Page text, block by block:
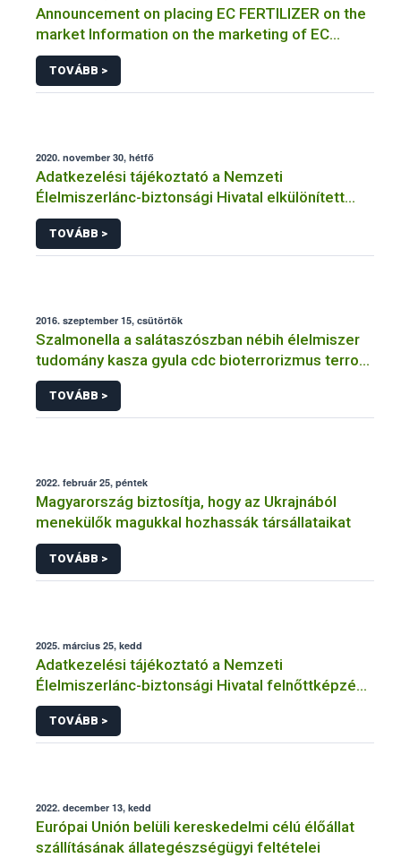
Announcement on placing EC FERTILIZER on the
market Information on the marketing of EC
FERTILIZER and the application for a certificate
TOVÁBB >
2020. november 30, hétfő
Adatkezelési tájékoztató a Nemzeti
Élelmiszerlánc-biztonsági Hivatal elkülönített
visszaélés-bejelentési rendszerhez kapcsolódó
adatkezeléséhez
TOVÁBB >
2016. szeptember 15, csütörtök
Szalmonella a salátaszószban nébih élelmiszer
tudomány kasza gyula cdc bioterrorizmus terror
lépfene
TOVÁBB >
2022. február 25, péntek
Magyarország biztosítja, hogy az Ukrajnából
menekülők magukkal hozhassák társállataikat
TOVÁBB >
2025. március 25, kedd
Adatkezelési tájékoztató a Nemzeti
Élelmiszerlánc-biztonsági Hivatal felnőttképzési
tevékenységéhez kapcsolódó adatkezeléséhez
TOVÁBB >
2022. december 13, kedd
Európai Unión belüli kereskedelmi célú élőállat
szállításának állategészségügyi feltételei